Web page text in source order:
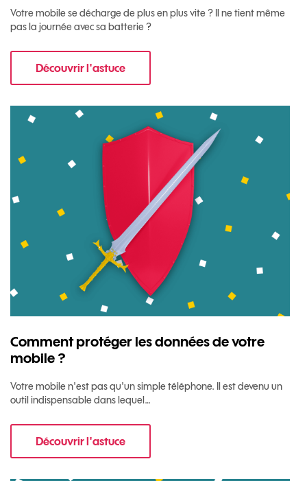
Votre mobile se décharge de plus en plus vite ? Il ne tient même
pas la journée avec sa batterie ?
Découvrir l'astucepour Comment optimiser la batterie de
Comment protéger les données de votre
mobile ?
Votre mobile n'est pas qu'un simple téléphone. Il est devenu un
outil indispensable dans lequel…
Découvrir l'astucepour Comment protéger les données de